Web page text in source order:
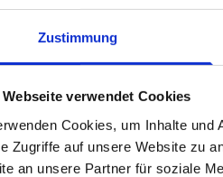
Zustimmung
Webseite verwendet Cookies
Cookies, um Inhalte und
Zugriffe auf unsere Website zu
an unsere Partner für soziale
Open
options
Print